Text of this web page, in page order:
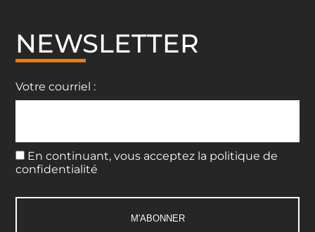
NEWSLETTER
Votre courriel :
En continuant, vous acceptez la politique de
confidentialité